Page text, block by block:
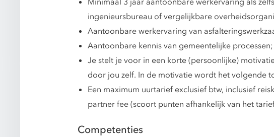
ingenieursbureau of vergelijkbare
Aantoonbare werkervaring van
Aantoonbare kennis van gemeentelijke
Je stelt je voor in een korte (persoonlijke)
door jou zelf. In de motivatie wordt het volgende
Een maximum uurtarief exclusief btw, inclusief
partner fee (scoort punten afhankelijk van het
Competenties